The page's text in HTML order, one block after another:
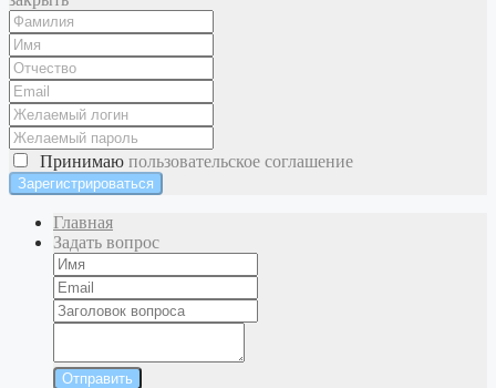
Принимаю пользовательское соглашение
Главная
Задать вопрос
Отправить